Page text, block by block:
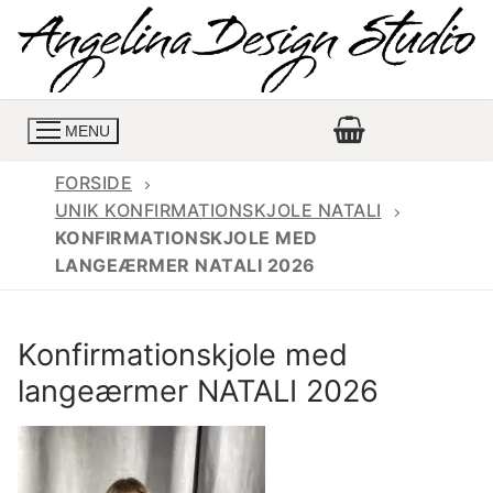
indhold
MENU
Konfirmations buksedragter
Konfirmationskjoler med lange ærmer
Konfirmationskjoler udsalg
Skrædder priser
Bukser priser
Jeans priser
Book en tid
Kontakt
FORSIDE
UNIK KONFIRMATIONSKJOLE NATALI
KONFIRMATIONSKJOLE MED
LANGEÆRMER NATALI 2026
Konfirmationskjole med
langeærmer NATALI 2026